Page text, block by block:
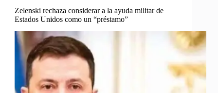
Zelenski rechaza considerar a la ayuda militar de
Estados Unidos como un “préstamo”